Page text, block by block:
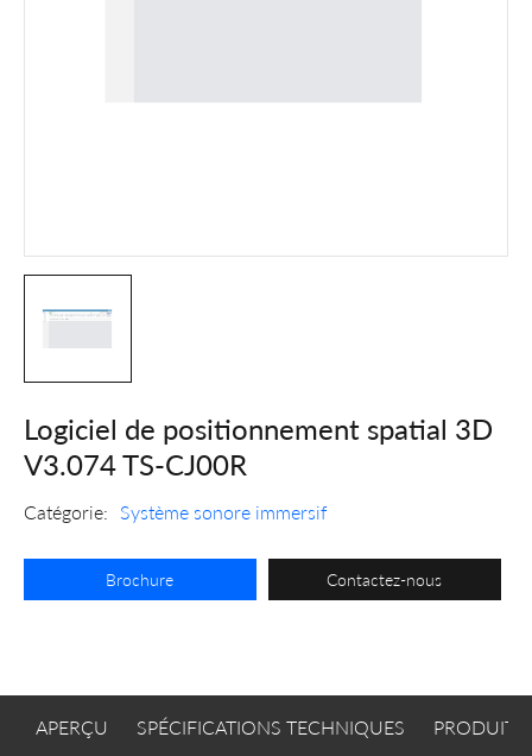
Logiciel de positionnement spatial 3D
V3.074 TS-CJ00R
Catégorie: Système sonore immersif
Brochure Contactez-nous
APERÇU SPÉCIFICATIONS TECHNIQUES